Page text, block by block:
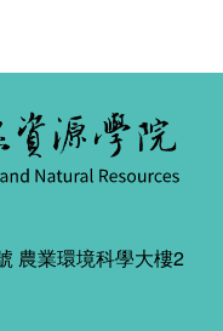
農業環境科學大樓2